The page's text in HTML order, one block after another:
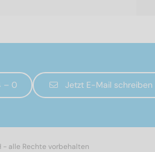
– 0 Jetzt E-Mail schreiben
- alle Rechte vorbehalten